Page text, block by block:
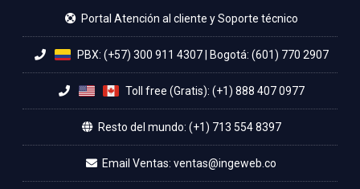
Portal Atención al cliente y Soporte técnico
PBX: (+57) 300 911 4307| Bogotá: (601) 770 2907
Toll free (Gratis): (+1) 888 407 0977
Resto del mundo: (+1) 713 554 8397
Email Ventas: